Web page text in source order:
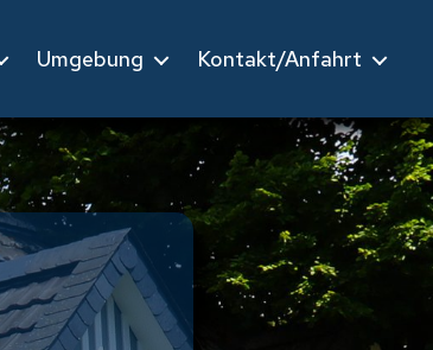
Umgebung Kontakt/Anfahrt